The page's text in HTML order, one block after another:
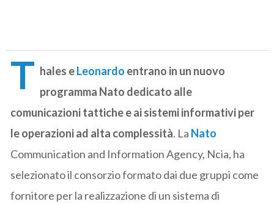
T hales eLeonardo entrano in un nuovo
programma Nato dedicato alle
comunicazioni tattiche e ai sistemi informativi per
le operazioni ad alta complessità. La Nato
Communication and Information Agency, Ncia, ha
selezionato il consorzio formato dai due gruppi come
fornitore per la realizzazione di un sistema di